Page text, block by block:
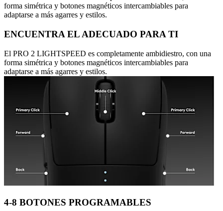
forma simétrica y botones magnéticos intercambiables para
adaptarse a más agarres y estilos.
ENCUENTRA EL ADECUADO PARA TI
El PRO 2 LIGHTSPEED es completamente ambidiestro, con una
forma simétrica y botones magnéticos intercambiables para
adaptarse a más agarres y estilos.
4-8 BOTONES PROGRAMABLES